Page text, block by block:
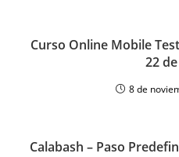
Curso Online Mobile
22
8 de
Calabash – Paso